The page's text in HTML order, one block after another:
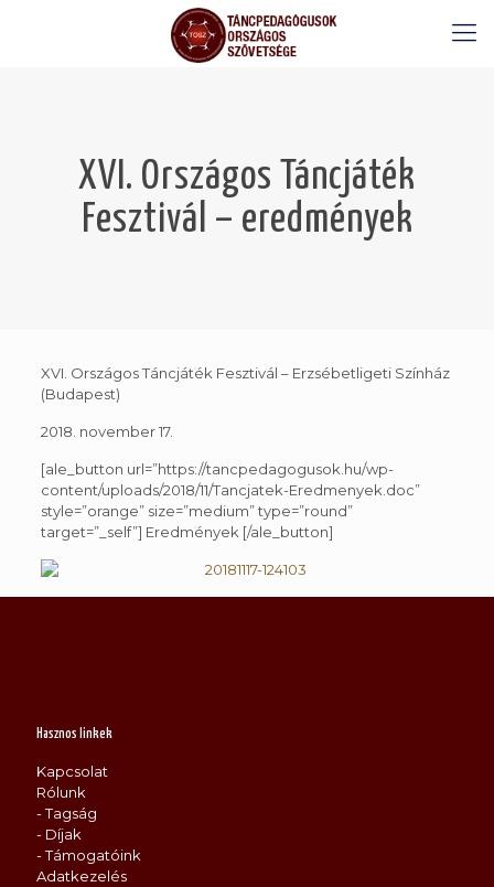
XVI. Országos Táncjáték
Fesztivál – eredmények
XVI. Országos Táncjáték Fesztivál – Erzsébetligeti Színház
(Budapest)
2018. november 17.
[ale_button url=”https://tancpedagogusok.hu/wp-
content/uploads/2018/11/Tancjatek-Eredmenyek.doc”
style=”orange” size=”medium” type=”round”
target=”_self”] Eredmények [/ale_button]
Hasznos linkek
Kapcsolat
Rólunk
- Tagság
- Díjak
- Támogatóink
Adatkezelés